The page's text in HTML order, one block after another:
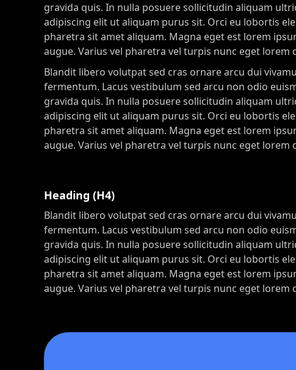
gravida quis. In nulla posuere sollicitudin aliquam
adipiscing elit ut aliquam purus sit. Orci eu lobortis
pharetra sit amet aliquam. Magna eget est lorem
augue. Varius vel pharetra vel turpis nunc eget lorem
Blandit libero volutpat sed cras ornare arcu dui
fermentum. Lacus vestibulum sed arcu non odio
gravida quis. In nulla posuere sollicitudin aliquam
adipiscing elit ut aliquam purus sit. Orci eu lobortis
pharetra sit amet aliquam. Magna eget est lorem
augue. Varius vel pharetra vel turpis nunc eget lorem
Heading (H4)
Blandit libero volutpat sed cras ornare arcu dui
fermentum. Lacus vestibulum sed arcu non odio
gravida quis. In nulla posuere sollicitudin aliquam
adipiscing elit ut aliquam purus sit. Orci eu lobortis
pharetra sit amet aliquam. Magna eget est lorem
augue. Varius vel pharetra vel turpis nunc eget lorem